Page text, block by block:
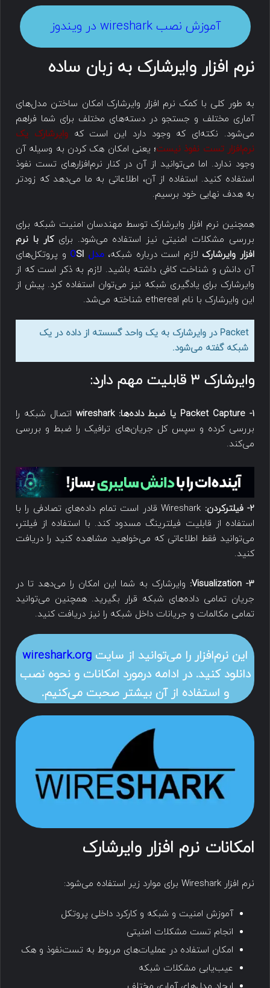
آموزش نصب wireshark در ویندوز
نرم افزار وایرشارک به زبان ساده
به طور کلی با کمک نرم افزار وایرشارک امکان ساختن مدل‌های
آماری مختلف و جستجو در دسته‌های مختلف برای شما فراهم
می‌شود. نکته‌ای که وجود دارد این است کهوایرشارک یک
نرم‌افزار تست نفوذ نیست؛ یعنی امکان هک کردن به وسیله آن
وجود ندارد. اما می‌توانید از آن در کنار نرم‌افزارهای تست نفوذ
استفاده کنید. استفاده از آن، اطلاعاتی به ما می‌دهد که زودتر
به هدف نهایی خود برسیم.
همچنین نرم افزار وایرشارک توسط مهندسان امنیت شبکه برای
بررسی مشکلات امنیتی نیز استفاده می‌شود. برایکار با نرم
افزار وایرشارک لازم است درباره شبکه،مدل O SI
و پروتکل‌های
آن دانش و شناخت کافی داشته باشید. لازم به ذکر است که از
وایرشارک برای یادگیری شبکه نیز می‌توان استفاده کرد. پیش از
این وایرشارک با نام ethereal شناخته می‌شد.
Packet در وایرشارک به یک واحد گسسته از داده در یک
شبکه گفته می‌شود.
وایرشارک ۳ قابلیت مهم دارد:
1-
Packet Capture یا ضبط داده‌ها: wireshark
اتصال شبکه را
بررسی کرده و سپس کل جریان‌های ترافیک را ضبط و بررسی
می‌کند.
2- فیلترکردن:
Wireshark قادر است تمام داده‌های تصادفی را با
استفاده از قابلیت فیلترینگ مسدود کند. با استفاده از فیلتر،
می‌توانید فقط اطلاعاتی که می‌خواهید مشاهده کنید را دریافت
کنید.
3-
Visualization
: وایرشارک به شما این امکان را می‌دهد تا در
جریان تمامی داده‌های شبکه قرار بگیرید. همچنین می‌توانید
تمامی مکالمات و جریانات داخل شبکه را نیز دریافت کنید.
این نرم‌افزار را می‌توانید از سایت wireshark.org
دانلود کنید. در ادامه درمورد امکانات و نحوه نصب
و استفاده از آن بیشتر صحبت می‌کنیم.
امکانات نرم افزار وایرشارک
نرم افزار Wireshark برای موارد زیر استفاده می‌شود:
آموزش امنیت و شبکه و کارکرد داخلی پروتکل
انجام تست مشکلات امنیتی
امکان استفاده در عملیات‌های مربوط به تست‌نفوذ و هک
عیب‌یابی مشکلات شبکه